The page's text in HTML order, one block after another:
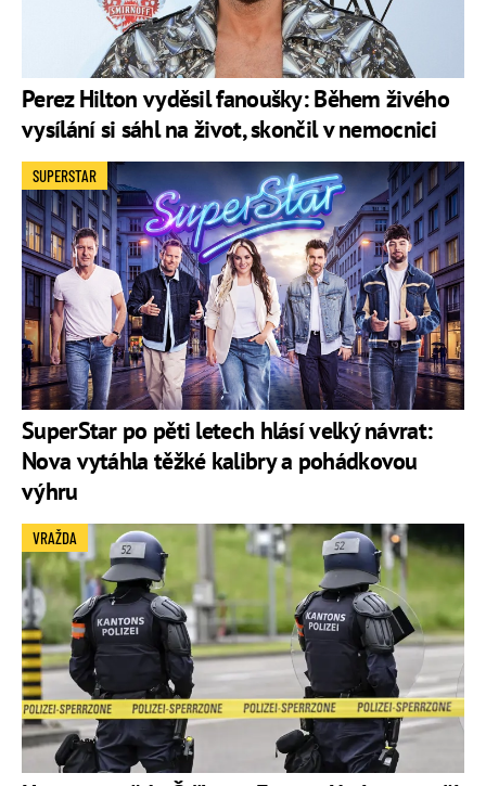
Perez Hilton vyděsil fanoušky: Během živého
vysílání si sáhl na život, skončil v nemocnici
SuperStar po pěti letech hlásí velký návrat:
Nova vytáhla těžké kalibry a pohádkovou
výhru
SUPERSTAR
VRAŽDA